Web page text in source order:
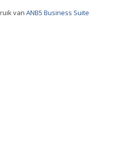
van ANB5 Business Suite